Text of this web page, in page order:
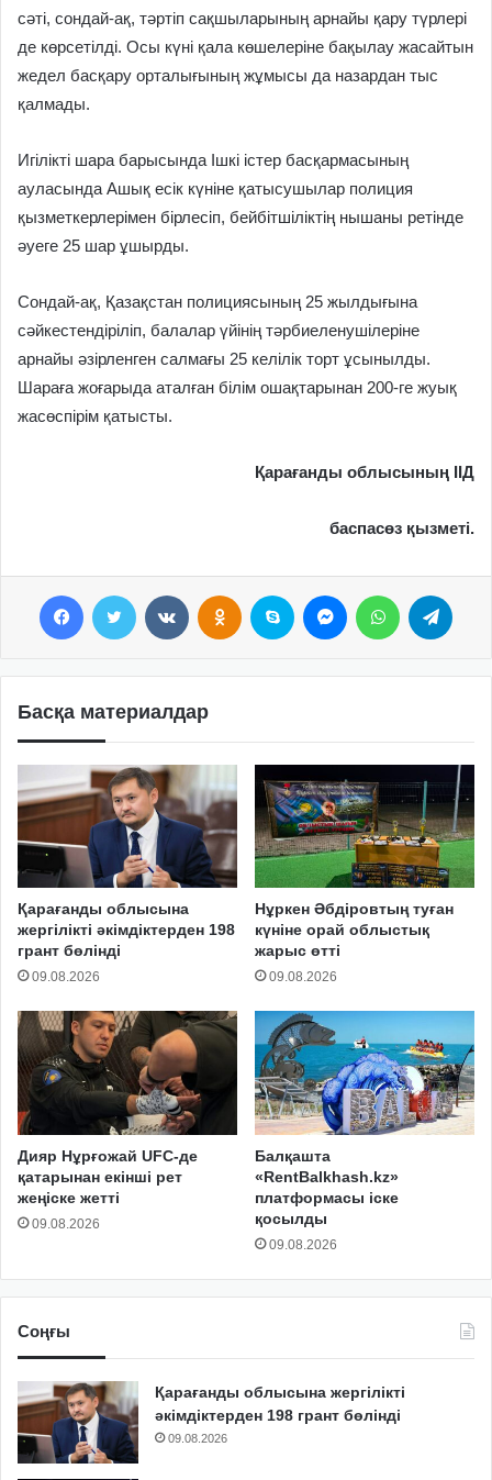
сәті, сондай-ақ, тәртіп сақшыларының арнайы қару түрлері
де көрсетілді. Осы күні қала көшелеріне бақылау жасайтын
жедел басқару орталығының жұмысы да назардан тыс
қалмады.
Игілікті шара барысында Ішкі істер басқармасының
ауласында Ашық есік күніне қатысушылар полиция
қызметкерлерімен бірлесіп, бейбітшіліктің нышаны ретінде
әуеге 25 шар ұшырды.
Сондай-ақ, Қазақстан полициясының 25 жылдығына
сәйкестендіріліп, балалар үйінің тәрбиеленушілеріне
арнайы әзірленген салмағы 25 келілік торт ұсынылды.
Шараға жоғарыда аталған білім ошақтарынан 200-ге жуық
жасөспірім қатысты.
Қарағанды облысының ІІД
баспасөз қызметі.
Басқа материалдар
Қарағанды облысына
жергілікті әкімдіктерден 198
грант бөлінді
09.08.2026
Нұркен Әбдіровтың туған
күніне орай облыстық
жарыс өтті
09.08.2026
Дияр Нұрғожай UFC-де
қатарынан екінші рет
жеңіске жетті
09.08.2026
Балқашта
«RentBalkhash.kz»
платформасы іске
қосылды
09.08.2026
Соңғы
Қарағанды облысына жергілікті
әкімдіктерден 198 грант бөлінді
09.08.2026